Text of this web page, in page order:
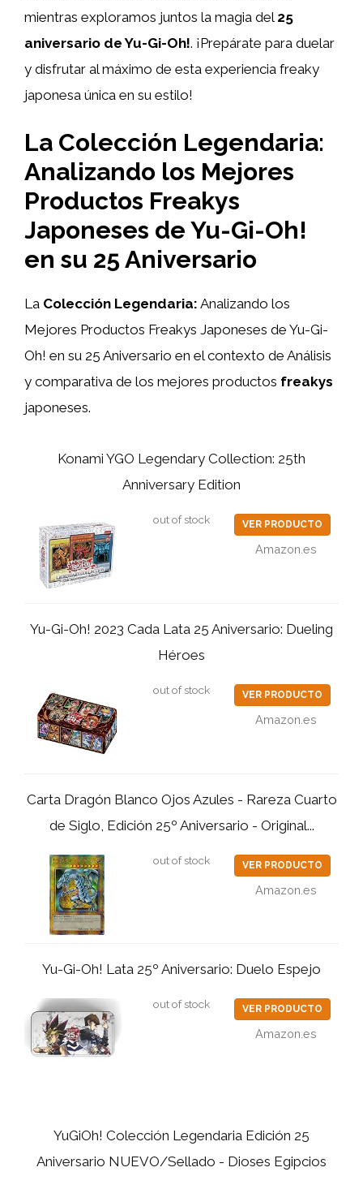
mientras exploramos juntos la magia del 25
aniversario de Yu-Gi-Oh!. ¡Prepárate para duelar
y disfrutar al máximo de esta experiencia freaky
japonesa única en su estilo!
La Colección Legendaria:
Analizando los Mejores
Productos Freakys
Japoneses de Yu-Gi-Oh!
en su 25 Aniversario
La Colección Legendaria: Analizando los
Mejores Productos Freakys Japoneses de Yu-Gi-
Oh! en su 25 Aniversario en el contexto de Análisis
y comparativa de los mejores productos freakys
japoneses.
Konami YGO Legendary Collection: 25th
Anniversary Edition
out of stock VER PRODUCTO
Amazon.es
Yu-Gi-Oh! 2023 Cada Lata 25 Aniversario: Dueling
Héroes
out of stock VER PRODUCTO
Amazon.es
Carta Dragón Blanco Ojos Azules - Rareza Cuarto
de Siglo, Edición 25º Aniversario - Original...
out of stock VER PRODUCTO
Amazon.es
Yu-Gi-Oh! Lata 25º Aniversario: Duelo Espejo
out of stock VER PRODUCTO
Amazon.es
YuGiOh! Colección Legendaria Edición 25
Aniversario NUEVO/Sellado - Dioses Egipcios